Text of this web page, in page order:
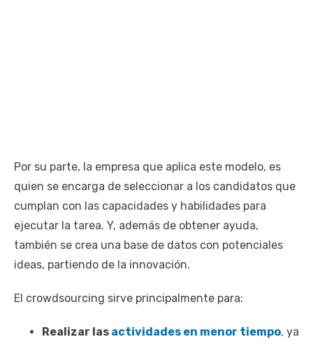
Por su parte, la empresa que aplica este modelo, es
quien se encarga de seleccionar a los candidatos que
cumplan con las capacidades y habilidades para
ejecutar la tarea. Y, además de obtener ayuda,
también se crea una base de datos con potenciales
ideas, partiendo de la innovación.
El crowdsourcing sirve principalmente para:
Realizar las actividades en menor tiempo, ya